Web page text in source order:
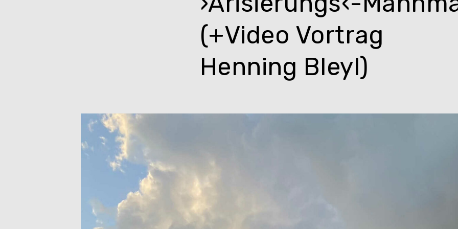
(+Video Vortrag
Henning Bleyl)